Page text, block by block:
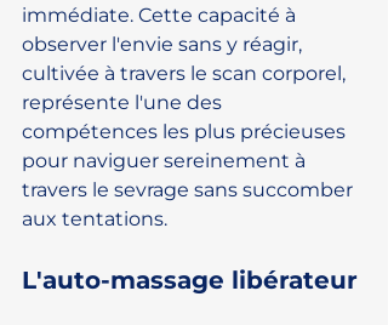
immédiate. Cette capacité à
observer l'envie sans y réagir,
cultivée à travers le scan corporel,
représente l'une des
compétences les plus précieuses
pour naviguer sereinement à
travers le sevrage sans succomber
aux tentations.
L'auto-massage libérateur